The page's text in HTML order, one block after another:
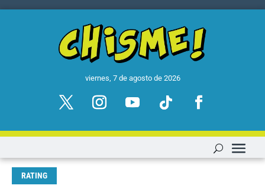
viernes, 7 de agosto de 2026
RATING